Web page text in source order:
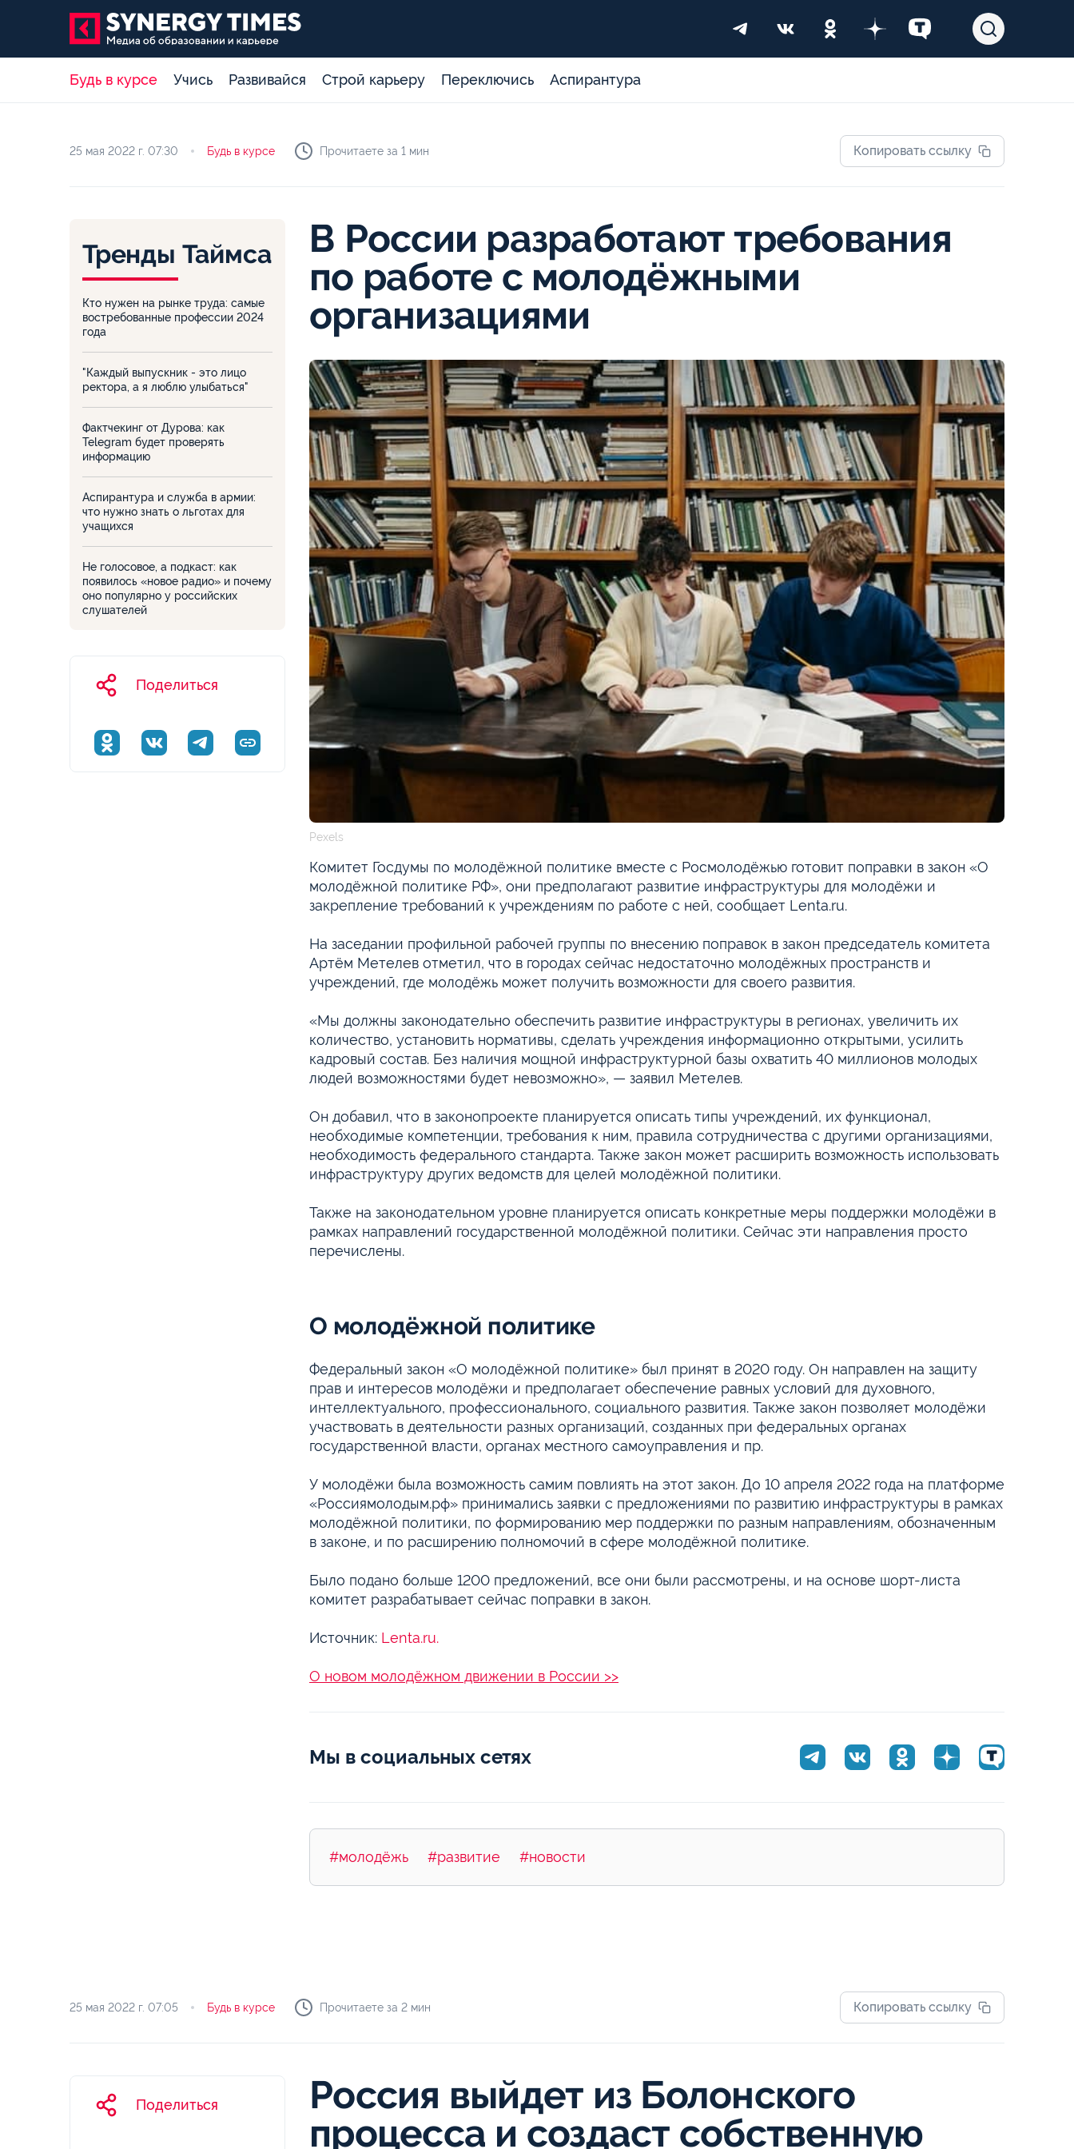
Будь в курсе Учись Развивайся Строй карьеру Переключись Аспирантура
25 мая 2022 г. 07:30 Будь в курсе Прочитаете за 1 мин Копировать ссылку
Тренды Таймса
Кто нужен на рынке труда: самые
востребованные профессии 2024
года
"Каждый выпускник - это лицо
ректора, а я люблю улыбаться"
Фактчекинг от Дурова: как
Telegram будет проверять
информацию
Аспирантура и служба в армии:
что нужно знать о льготах для
учащихся
Не голосовое, а подкаст: как
появилось «новое радио» и почему
оно популярно у российских
слушателей
Поделиться
В России разработают требования
по работе с молодёжными
организациями
Pexels
Комитет Госдумы по молодёжной политике вместе с Росмолодёжью готовит поправки в закон «О
молодёжной политике РФ», они предполагают развитие инфраструктуры для молодёжи и
закрепление требований к учреждениям по работе с ней, сообщает Lenta.ru.
На заседании профильной рабочей группы по внесению поправок в закон председатель комитета
Артём Метелев отметил, что в городах сейчас недостаточно молодёжных пространств и
учреждений, где молодёжь может получить возможности для своего развития.
«Мы должны законодательно обеспечить развитие инфраструктуры в регионах, увеличить их
количество, установить нормативы, сделать учреждения информационно открытыми, усилить
кадровый состав. Без наличия мощной инфраструктурной базы охватить 40 миллионов молодых
людей возможностями будет невозможно», — заявил Метелев.
Он добавил, что в законопроекте планируется описать типы учреждений, их функционал,
необходимые компетенции, требования к ним, правила сотрудничества с другими организациями,
необходимость федерального стандарта. Также закон может расширить возможность использовать
инфраструктуру других ведомств для целей молодёжной политики.
Также на законодательном уровне планируется описать конкретные меры поддержки молодёжи в
рамках направлений государственной молодёжной политики. Сейчас эти направления просто
перечислены.
О молодёжной политике
Федеральный закон «О молодёжной политике» был принят в 2020 году. Он направлен на защиту
прав и интересов молодёжи и предполагает обеспечение равных условий для духовного,
интеллектуального, профессионального, социального развития. Также закон позволяет молодёжи
участвовать в деятельности разных организаций, созданных при федеральных органах
государственной власти, органах местного самоуправления и пр.
У молодёжи была возможность самим повлиять на этот закон. До 10 апреля 2022 года на платформе
«Россиямолодым.рф» принимались заявки с предложениями по развитию инфраструктуры в рамках
молодёжной политики, по формированию мер поддержки по разным направлениям, обозначенным
в законе, и по расширению полномочий в сфере молодёжной политике.
Было подано больше 1200 предложений, все они были рассмотрены, и на основе шорт-листа
комитет разрабатывает сейчас поправки в закон.
Источник: Lenta.ru.
О новом молодёжном движении в России >>
Мы в социальных сетях
#молодёжь #развитие #новости
25 мая 2022 г. 07:05 Будь в курсе Прочитаете за 2 мин Копировать ссылку
Поделиться
Россия выйдет из Болонского
процесса и создаст собственную